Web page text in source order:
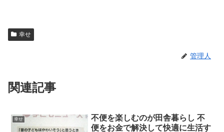
幸せ
管理人
関連記事
幸せ
不便を楽しむのが田舎暮らし 不
便をお金で解決して快適に生活す